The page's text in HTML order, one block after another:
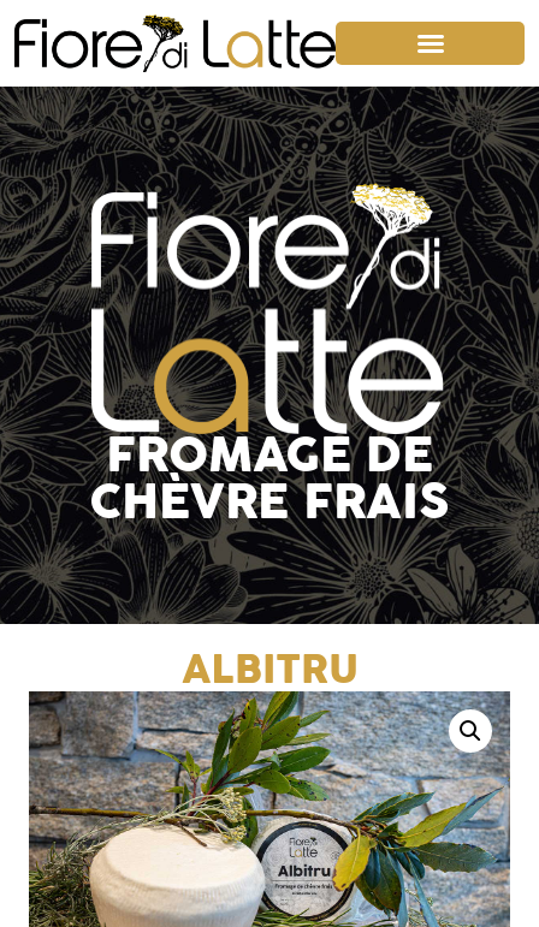
FROMAGE DE
CHÈVRE FRAIS
ALBITRU